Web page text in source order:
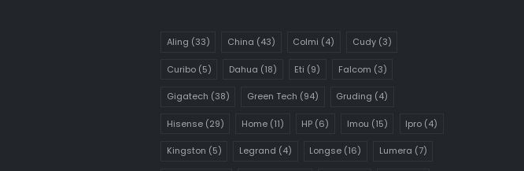
Aling (33) China (43) Colmi (4) Cudy(3)
Curibo(5) Dahua (18) Eti (9) Falcom (3)
Gigatech (38) Green Tech (94) Gruding (4)
Hisense(29) Home(11) HP (6) Imou (15) Ipro (4)
Kingston (5) Legrand (4) Longse (16) Lumera (7)